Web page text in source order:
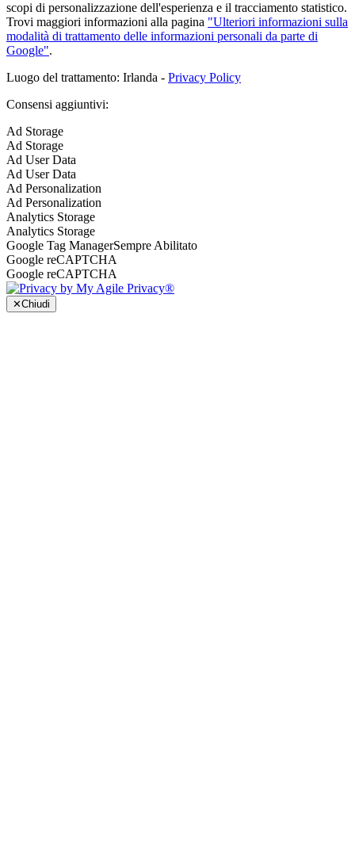
scopi di personalizzazione dell'esperienza e il tracciamento statistico.
Trovi maggiori informazioni alla pagina "Ulteriori informazioni sulla
modalità di trattamento delle informazioni personali da parte di
Google".
Luogo del trattamento: Irlanda - Privacy Policy
Consensi aggiuntivi:
Ad Storage
Ad Storage
Ad User Data
Ad User Data
Ad Personalization
Ad Personalization
Analytics Storage
Analytics Storage
Google Tag ManagerSempre Abilitato
Google reCAPTCHA
Google reCAPTCHA
✕Chiudi